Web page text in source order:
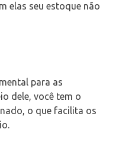
elas seu estoque não
para as
dele, você tem o
o que facilita os